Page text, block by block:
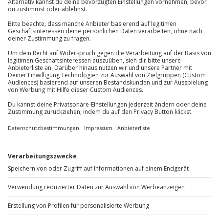
Wie zufrieden bist du mit diesen
Suchergebnissen?
Können wir etwas besser machen?
Gibt es zum Beispiel Filter oder etwas anderes, das du
vermisst?
Nachricht senden